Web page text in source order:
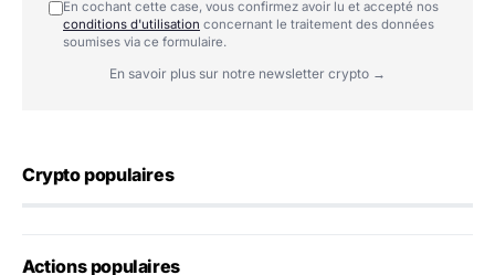
En cochant cette case, vous confirmez avoir lu et accepté nos
conditions d'utilisation concernant le traitement des données
soumises via ce formulaire.
En savoir plus sur notre newsletter crypto →
Crypto populaires
Actions populaires